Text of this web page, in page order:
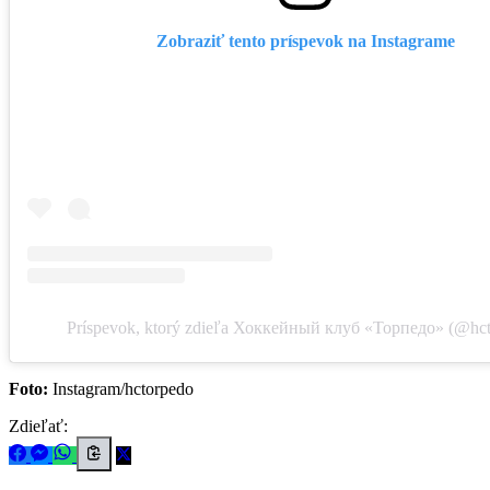
Zobraziť tento príspevok na Instagrame
Príspevok, ktorý zdieľa Хоккейный клуб «Торпедо»
Foto: Instagram/hctorpedo
Zdieľať: